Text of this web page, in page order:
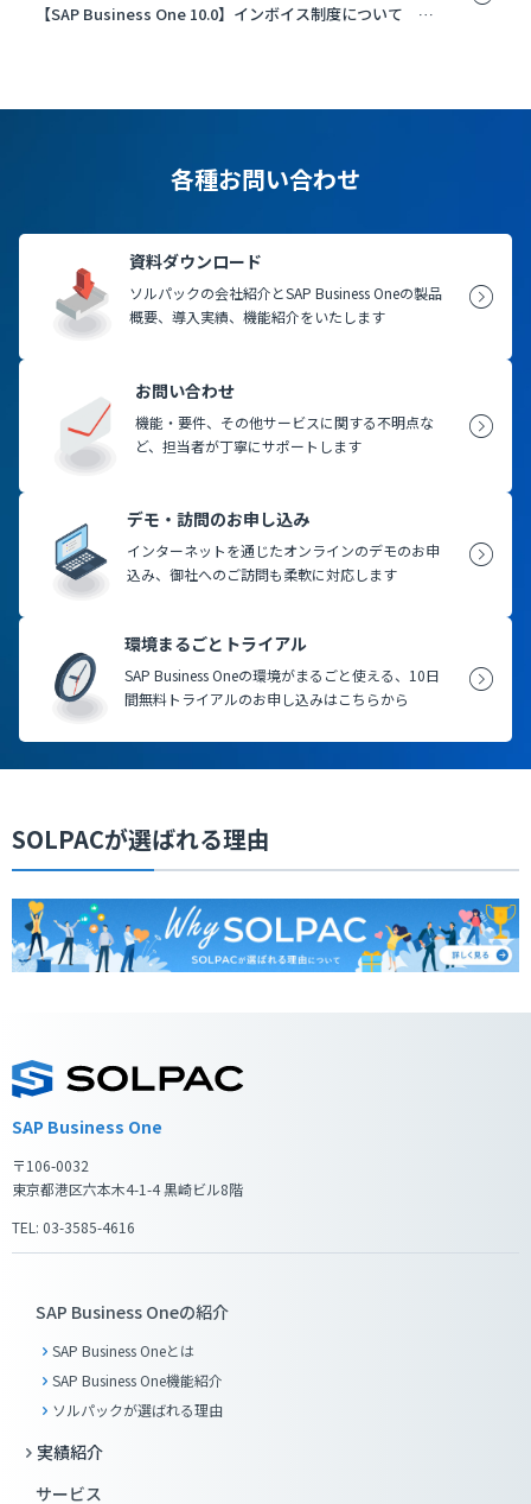
【SAP Business One 10.0】インボイス制度について その２
各種お問い合わせ
資料ダウンロード
ソルパックの会社紹介とSAP Business Oneの製品
概要、導入実績、機能紹介をいたします
お問い合わせ
機能・要件、その他サービスに関する不明点な
ど、担当者が丁寧にサポートします
デモ・訪問のお申し込み
インターネットを通じたオンラインのデモのお申
込み、御社へのご訪問も柔軟に対応します
環境まるごとトライアル
SAP Business Oneの環境がまるごと使える、10日
間無料トライアルのお申し込みはこちらから
SOLPACが選ばれる理由
SAP Business One
〒106-0032
東京都港区六本木4-1-4 黒崎ビル8階
TEL: 03-3585-4616
SAP Business Oneの紹介
SAP Business Oneとは
SAP Business One機能紹介
ソルパックが選ばれる理由
実績紹介
サービス